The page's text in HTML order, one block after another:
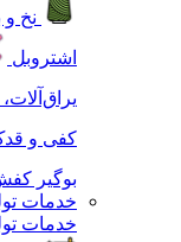
نخ و
اشتروبل
کفی و
بوگیر
خدمات
خدمات